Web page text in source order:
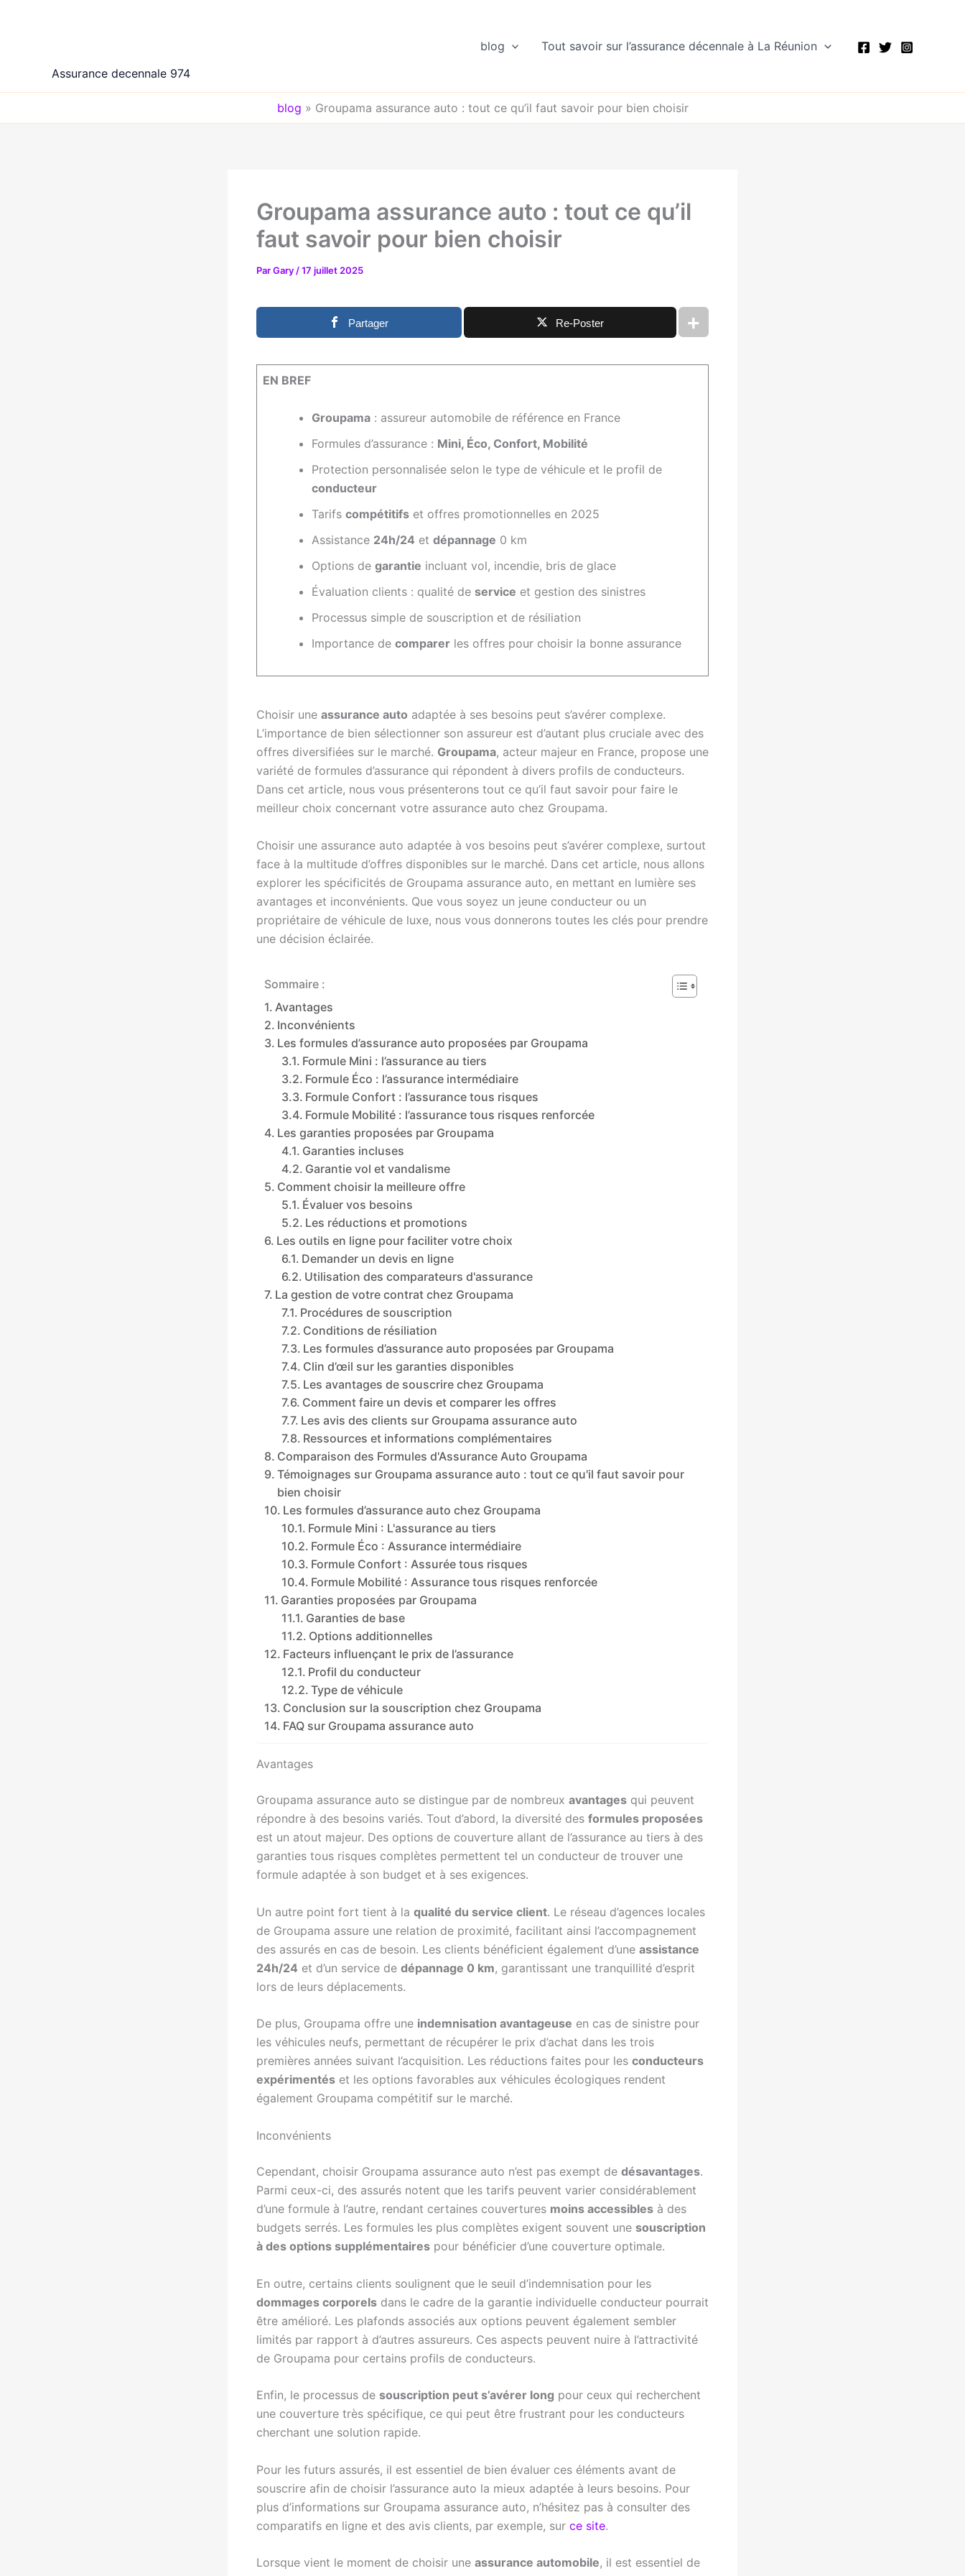
Assurance decennale 974
blog Tout savoir sur l’assurance décennale à La Réunion
blog » Groupama assurance auto : tout ce qu’il faut savoir pour bien choisir
Groupama assurance auto : tout ce qu’il
faut savoir pour bien choisir
ParGary /17 juillet 2025
Partager Re-Poster
EN BREF
Groupama : assureur automobile de référence en France
Formules d’assurance : Mini, Éco, Confort, Mobilité
Protection personnalisée selon le type de véhicule et le profil de
conducteur
Tarifs compétitifs et offres promotionnelles en 2025
Assistance 24h/24 et dépannage 0 km
Options de garantie incluant vol, incendie, bris de glace
Évaluation clients : qualité de service et gestion des sinistres
Processus simple de souscription et de résiliation
Importance de comparer les offres pour choisir la bonne assurance
Choisir une assurance auto adaptée à ses besoins peut s’avérer complexe.
L’importance de bien sélectionner son assureur est d’autant plus cruciale avec des
offres diversifiées sur le marché. Groupama, acteur majeur en France, propose une
variété de formules d’assurance qui répondent à divers profils de conducteurs.
Dans cet article, nous vous présenterons tout ce qu’il faut savoir pour faire le
meilleur choix concernant votre assurance auto chez Groupama.
Choisir une assurance auto adaptée à vos besoins peut s’avérer complexe, surtout
face à la multitude d’offres disponibles sur le marché. Dans cet article, nous allons
explorer les spécificités de Groupama assurance auto, en mettant en lumière ses
avantages et inconvénients. Que vous soyez un jeune conducteur ou un
propriétaire de véhicule de luxe, nous vous donnerons toutes les clés pour prendre
une décision éclairée.
Sommaire :
Avantages
Inconvénients
Les formules d’assurance auto proposées par Groupama
Formule Mini : l’assurance au tiers
Formule Éco : l’assurance intermédiaire
Formule Confort : l’assurance tous risques
Formule Mobilité : l’assurance tous risques renforcée
Les garanties proposées par Groupama
Garanties incluses
Garantie vol et vandalisme
Comment choisir la meilleure offre
Évaluer vos besoins
Les réductions et promotions
Les outils en ligne pour faciliter votre choix
Demander un devis en ligne
Utilisation des comparateurs d'assurance
La gestion de votre contrat chez Groupama
Procédures de souscription
Conditions de résiliation
Les formules d’assurance auto proposées par Groupama
Clin d’œil sur les garanties disponibles
Les avantages de souscrire chez Groupama
Comment faire un devis et comparer les offres
Les avis des clients sur Groupama assurance auto
Ressources et informations complémentaires
Comparaison des Formules d'Assurance Auto Groupama
Témoignages sur Groupama assurance auto : tout ce qu'il faut savoir pour
bien choisir
Les formules d’assurance auto chez Groupama
Formule Mini : L'assurance au tiers
Formule Éco : Assurance intermédiaire
Formule Confort : Assurée tous risques
Formule Mobilité : Assurance tous risques renforcée
Garanties proposées par Groupama
Garanties de base
Options additionnelles
Facteurs influençant le prix de l’assurance
Profil du conducteur
Type de véhicule
Conclusion sur la souscription chez Groupama
FAQ sur Groupama assurance auto
Avantages
Groupama assurance auto se distingue par de nombreux avantages qui peuvent
répondre à des besoins variés. Tout d’abord, la diversité des formules proposées
est un atout majeur. Des options de couverture allant de l’assurance au tiers à des
garanties tous risques complètes permettent tel un conducteur de trouver une
formule adaptée à son budget et à ses exigences.
Un autre point fort tient à la qualité du service client. Le réseau d’agences locales
de Groupama assure une relation de proximité, facilitant ainsi l’accompagnement
des assurés en cas de besoin. Les clients bénéficient également d’une assistance
24h/24 et d’un service de dépannage 0 km, garantissant une tranquillité d’esprit
lors de leurs déplacements.
De plus, Groupama offre une indemnisation avantageuse en cas de sinistre pour
les véhicules neufs, permettant de récupérer le prix d’achat dans les trois
premières années suivant l’acquisition. Les réductions faites pour les conducteurs
expérimentés et les options favorables aux véhicules écologiques rendent
également Groupama compétitif sur le marché.
Inconvénients
Cependant, choisir Groupama assurance auto n’est pas exempt de désavantages.
Parmi ceux-ci, des assurés notent que les tarifs peuvent varier considérablement
d’une formule à l’autre, rendant certaines couvertures moins accessibles à des
budgets serrés. Les formules les plus complètes exigent souvent une souscription
à des options supplémentaires pour bénéficier d’une couverture optimale.
En outre, certains clients soulignent que le seuil d’indemnisation pour les
dommages corporels dans le cadre de la garantie individuelle conducteur pourrait
être amélioré. Les plafonds associés aux options peuvent également sembler
limités par rapport à d’autres assureurs. Ces aspects peuvent nuire à l’attractivité
de Groupama pour certains profils de conducteurs.
Enfin, le processus de souscription peut s’avérer long pour ceux qui recherchent
une couverture très spécifique, ce qui peut être frustrant pour les conducteurs
cherchant une solution rapide.
Pour les futurs assurés, il est essentiel de bien évaluer ces éléments avant de
souscrire afin de choisir l’assurance auto la mieux adaptée à leurs besoins. Pour
plus d’informations sur Groupama assurance auto, n’hésitez pas à consulter des
comparatifs en ligne et des avis clients, par exemple, sur ce site.
Lorsque vient le moment de choisir une assurance automobile, il est essentiel de